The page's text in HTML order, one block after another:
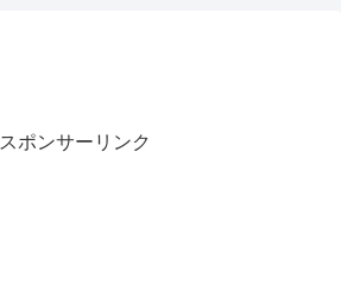
スポンサーリンク